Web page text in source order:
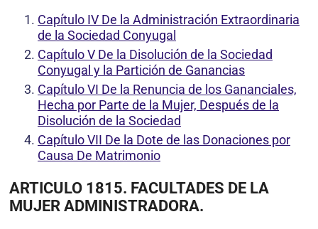
Capítulo IV De la Administración Extraordinaria
de la Sociedad Conyugal
Capítulo V De la Disolución de la Sociedad
Conyugal y la Partición de Ganancias
Capítulo VI De la Renuncia de los Gananciales,
Hecha por Parte de la Mujer, Después de la
Disolución de la Sociedad
Capítulo VII De la Dote de las Donaciones por
Causa De Matrimonio
ARTICULO 1815. FACULTADES DE LA
MUJER ADMINISTRADORA.